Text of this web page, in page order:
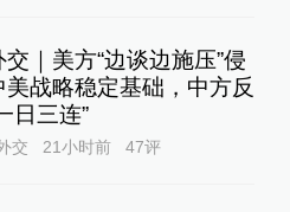
交｜美方“边谈边施压”侵
美战略稳定基础，中方反
日三连”
交 21小时前 47评